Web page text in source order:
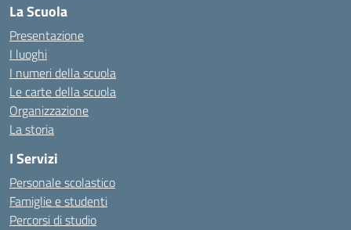
La Scuola
Presentazione
I luoghi
I numeri della scuola
Le carte della scuola
Organizzazione
La storia
I Servizi
Personale scolastico
Famiglie e studenti
Percorsi di studio